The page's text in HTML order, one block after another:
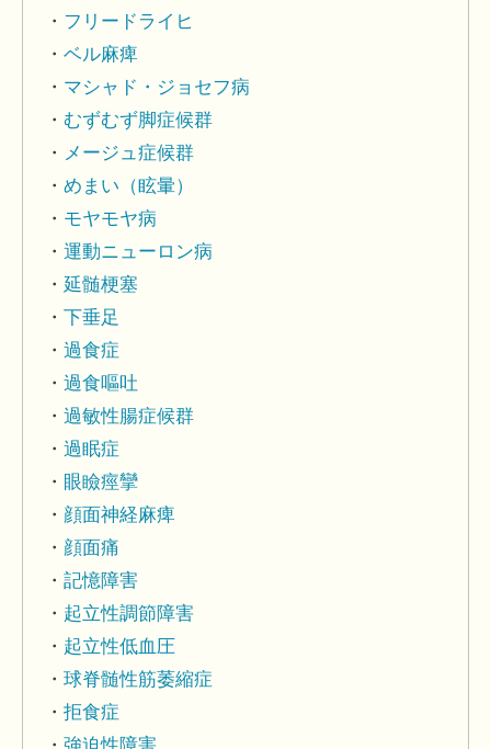
フリードライヒ
ベル麻痺
マシャド・ジョセフ病
むずむず脚症候群
メージュ症候群
めまい（眩暈）
モヤモヤ病
運動ニューロン病
延髄梗塞
下垂足
過食症
過食嘔吐
過敏性腸症候群
過眠症
眼瞼痙攣
顔面神経麻痺
顔面痛
記憶障害
起立性調節障害
起立性低血圧
球脊髄性筋萎縮症
拒食症